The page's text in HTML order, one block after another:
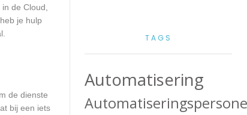
de Cloud,
je hulp
de dienste
bij een iets
TAGS
Automatisering